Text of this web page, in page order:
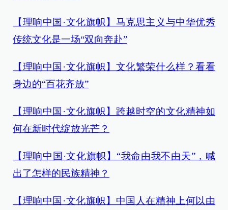
【理响中国·文化旗帜】马克思主义与中华优秀
传统文化是一场“双向奔赴”
【理响中国·文化旗帜】文化繁荣什么样？看看
身边的“百花齐放”
【理响中国·文化旗帜】跨越时空的文化精神如
何在新时代绽放光芒？
【理响中国·文化旗帜】“我命由我不由天”，喊
出了怎样的民族精神？
【理响中国·文化旗帜】中国人在精神上何以由